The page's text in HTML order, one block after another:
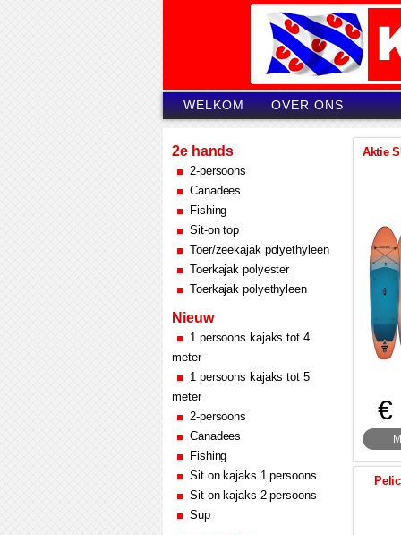
WELKOM OVER ONS
2e hands
2-persoons
Canadees
Fishing
Sit-on top
Toer/zeekajak polyethyleen
Toerkajak polyester
Toerkajak polyethyleen
Nieuw
1 persoons kajaks tot 4
meter
1 persoons kajaks tot 5
meter
2-persoons
Canadees
Fishing
Sit on kajaks 1 persoons
Sit on kajaks 2 persoons
Sup
Aktie
€